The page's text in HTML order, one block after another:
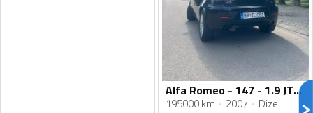
Alfa Romeo - 147 - 1.9 JTDm
195000 km 2007 Dizel